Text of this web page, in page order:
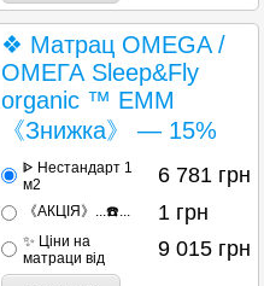
❖ Матрац OMEGA /
ОМЕГА Sleep&Fly
organic ™ ЕММ
《Знижка》 — 15%
ᐈ Нестандарт 1
м2
6 781 грн
《АКЦІЯ》...☎️... 1 грн
✨ Ціни на
матраци від
9 015 грн